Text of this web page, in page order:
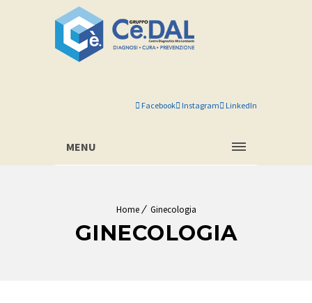
Facebook Instagram LinkedIn
MENU
Home Ginecologia
GINECOLOGIA